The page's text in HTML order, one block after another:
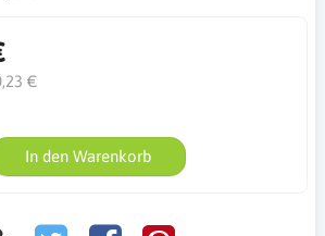
€
In den Warenkorb